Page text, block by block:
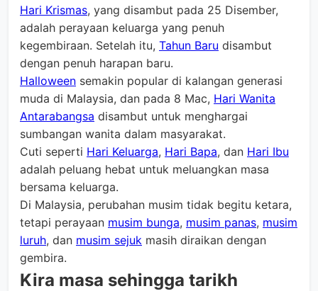
Hari Krismas, yang disambut pada 25 Disember,
adalah perayaan keluarga yang penuh
kegembiraan. Setelah itu, Tahun Baru disambut
dengan penuh harapan baru.
Halloween semakin popular di kalangan generasi
muda di Malaysia, dan pada 8 Mac, Hari Wanita
Antarabangsa disambut untuk menghargai
sumbangan wanita dalam masyarakat.
Cuti seperti Hari Keluarga, Hari Bapa, dan Hari Ibu
adalah peluang hebat untuk meluangkan masa
bersama keluarga.
Di Malaysia, perubahan musim tidak begitu ketara,
tetapi perayaan musim bunga, musim panas, musim
luruh, dan musim sejuk masih diraikan dengan
gembira.
Kira masa sehingga tarikh